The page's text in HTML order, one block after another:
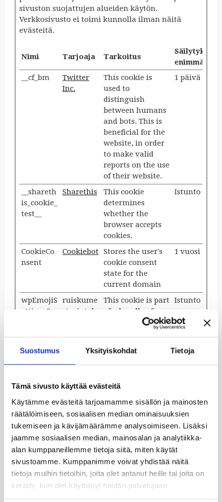
Suostumus Yksityiskohdat Tietoja
Tämä sivusto käyttää evästeitä
Käytämme evästeitä tarjoamamme sisällön ja mainosten
räätälöimiseen, sosiaalisen median ominaisuuksien
tukemiseen ja kävijämäärämme analysoimiseen. Lisäksi
jaamme sosiaalisen median, mainosalan ja analytiikka-
alan kumppaneillemme tietoja siitä, miten käytät
sivustoamme. Kumppanimme voivat yhdistää näitä
tietoja muihin tietoihin, joita olet antanut heille tai joita on
kerätty, kun olet käyttänyt heidän palvelujaan.
sivuston suojattujen alueiden käytön.
Verkkosivusto ei toimi kunnolla ilman näitä
evästeitä.
Nimi Tarjoaja Tarkoitus
Säilytyksen
__cf_bm
Twitter
Inc.
This cookie is
used to
distinguish
between humans
and bots. This is
beneficial for the
website, in order
to make valid
reports on the use
of their website.
1 päivä
__shareth
is_cookie_
test__
Sharethis
This cookie
determines
whether the
browser accepts
cookies.
Istunto
CookieCo
nsent
Cookiebot Stores the user's
cookie consent
state for the
current domain
1 vuosi
wpEmojiS
ettingsSu
ruiskume
starintalo
This cookie is part
of a bundle of
cookies which
delivery and
presentation. The
correct state of
font, blog/picture
sliders, color
website settings.
Istunto
Mieltymykset (1)
Mieltymysevästeiden avulla sivusto tallentaa
tietoja, jotka muuttavat sivuston käyttäytymistä